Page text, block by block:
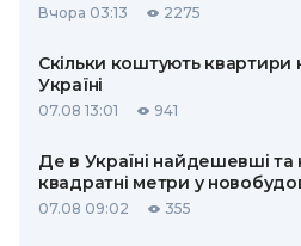
Вчора 03:13 2275
Скільки коштують квартири
Україні
07.08 13:01 941
Де в Україні найдешевші та
квадратні метри у
07.08 09:02 355